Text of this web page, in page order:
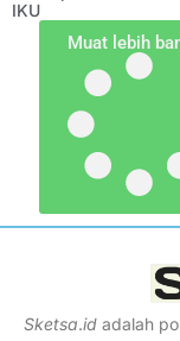
IKU
Muat lebih
Sketsa.id adalah